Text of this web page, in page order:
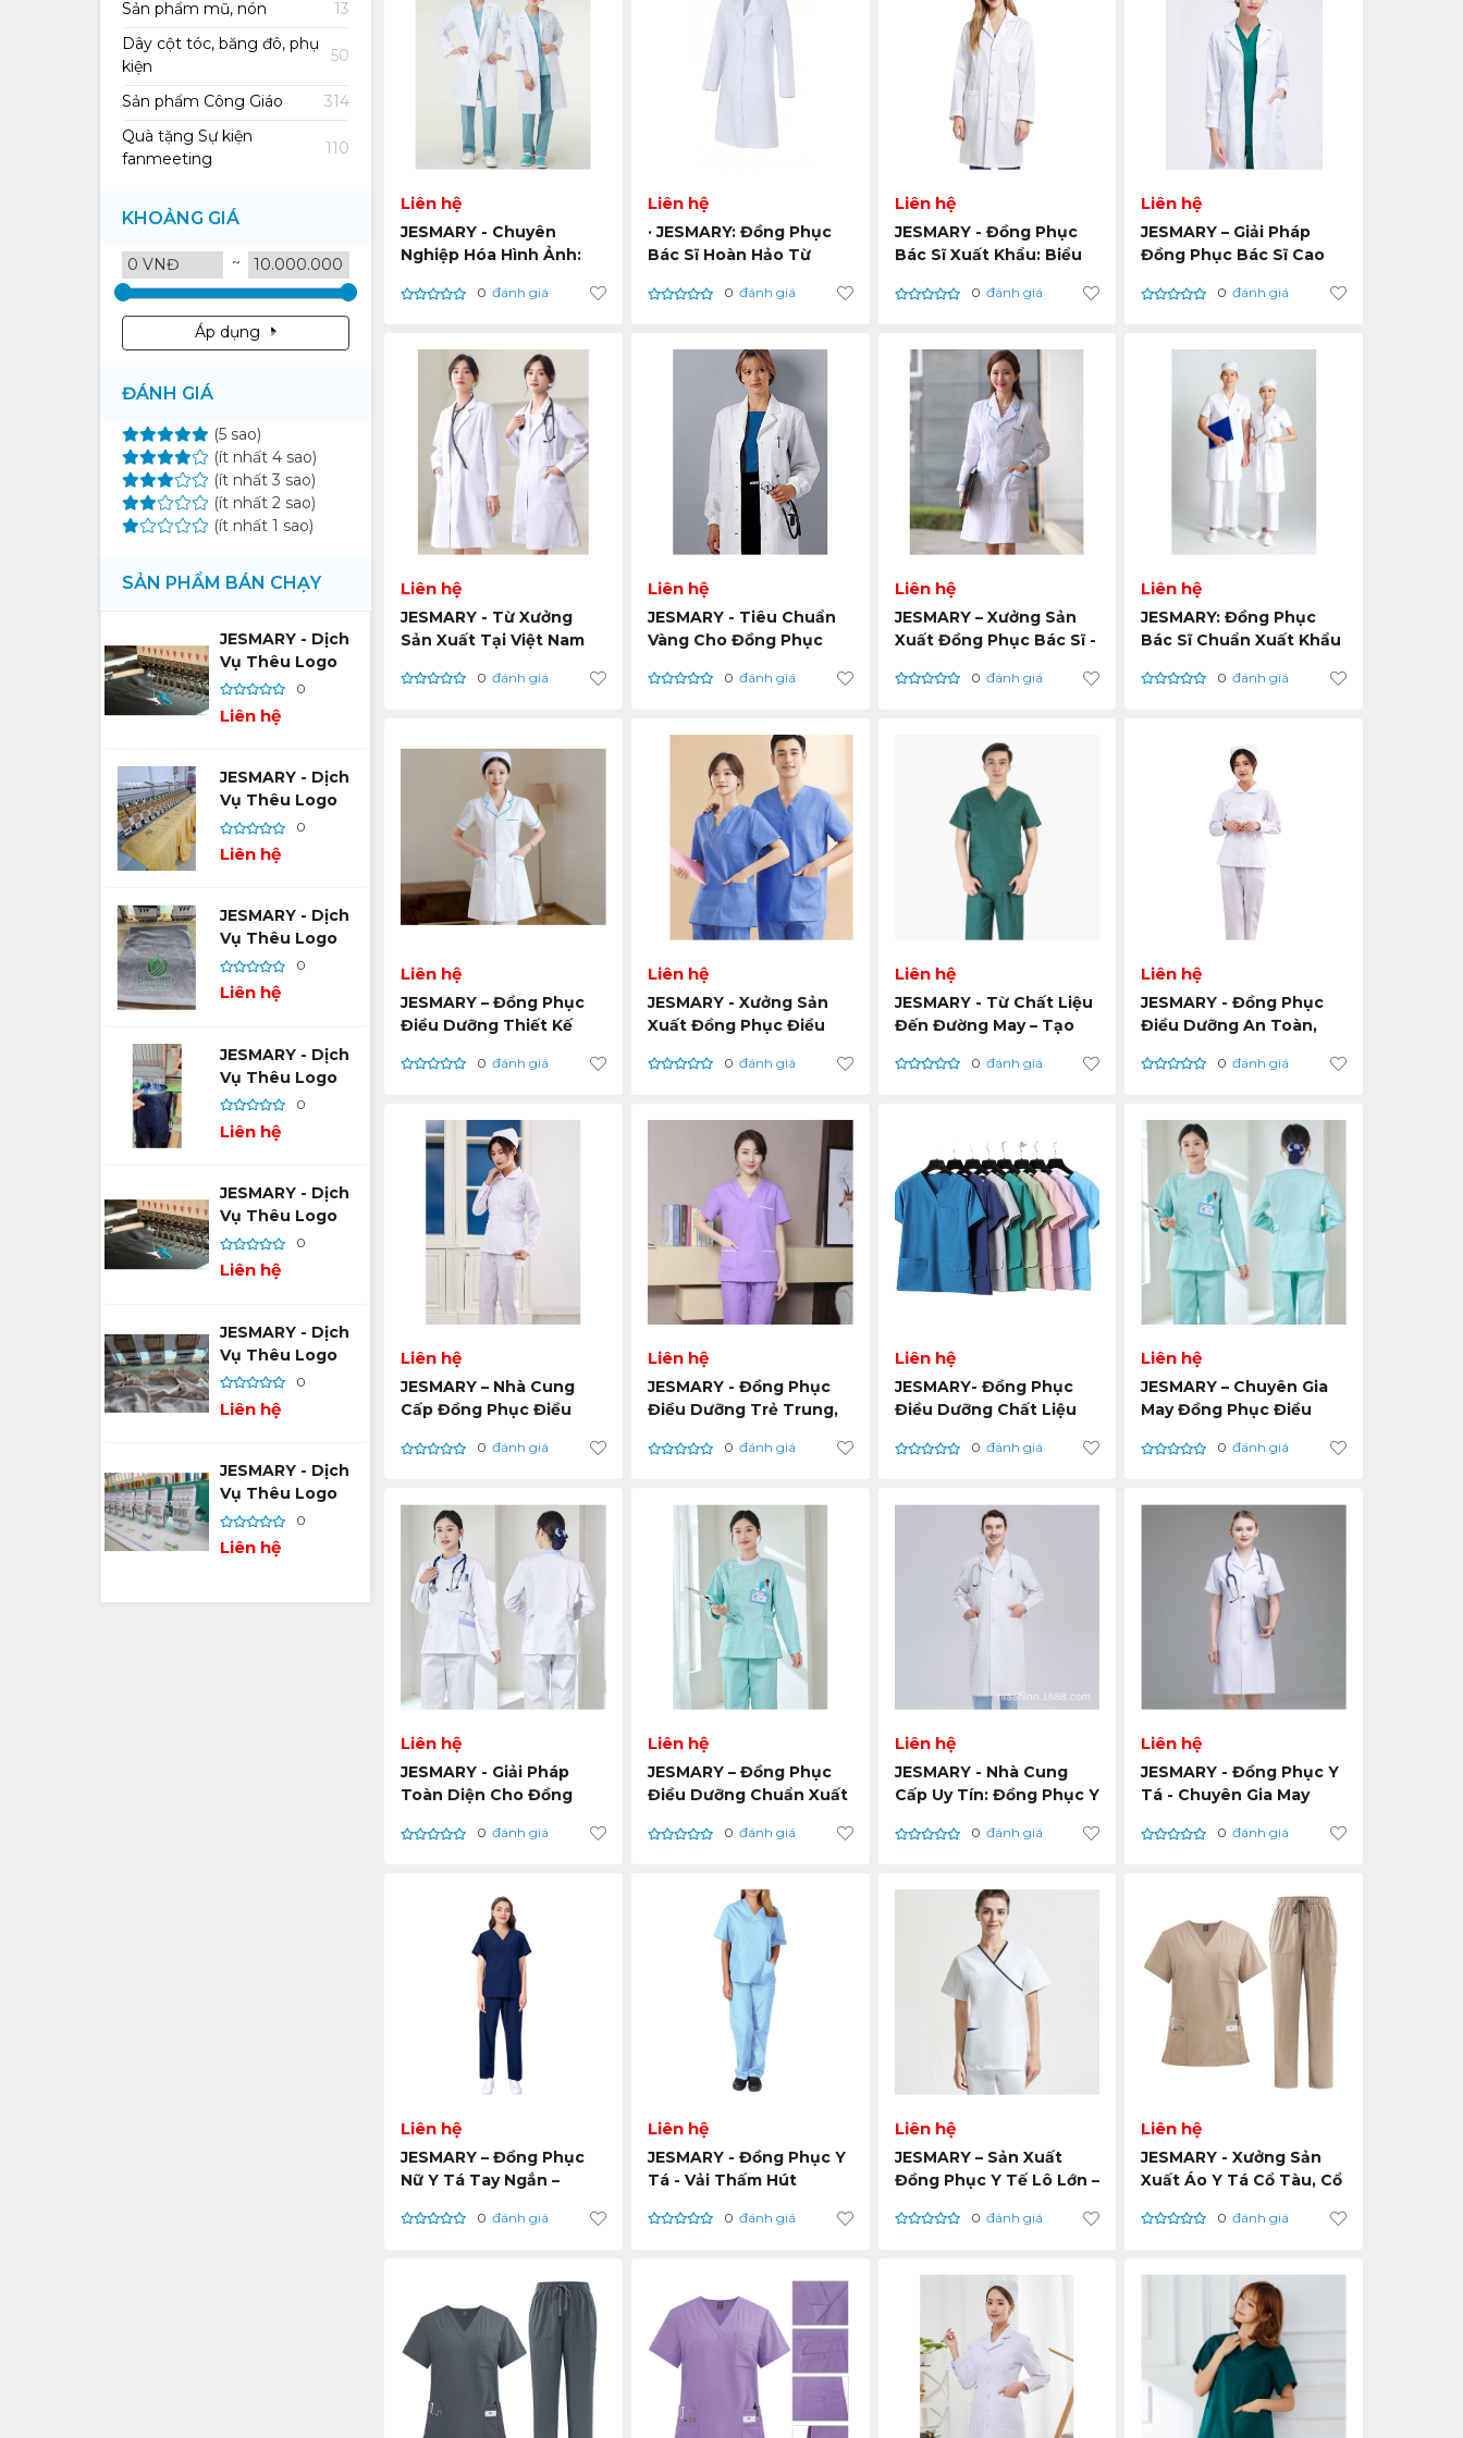
Sản phẩm mũ, nón
13
Dây cột tóc, băng đô, phụ
kiện
50
Sản phẩm Công Giáo
314
Quà tặng Sự kiện
fanmeeting
110
KHOẢNG GIÁ
~
Áp dụng
ĐÁNH GIÁ
(5 sao)
(ít nhất 4 sao)
(ít nhất 3 sao)
(ít nhất 2 sao)
(ít nhất 1 sao)
SẢN PHẨM BÁN CHẠY
JESMARY - Dịch
Vụ Thêu Logo
Theo Yêu Cầu –
Vũ Khí Xây Dựng
Thương Hiệu Bền
0
Liên hệ
JESMARY - Dịch
Vụ Thêu Logo
Theo Yêu Cầu –
Hướng Dẫn Chi
Tiết Từ A Đến Z
0
Liên hệ
JESMARY - Dịch
Vụ Thêu Logo
Theo Yêu Cầu –
Tối Ưu Thương
Hiệu, Tăng Nhận
0
Liên hệ
JESMARY - Dịch
Vụ Thêu Logo
Theo Yêu Cầu –
Giải Pháp Ghi
Dấu Thương Hiệu
0
Liên hệ
JESMARY - Dịch
Vụ Thêu Logo
Theo Yêu Cầu –
Tạo Dấu Ấn
Thương Hiệu Bền
0
Liên hệ
JESMARY - Dịch
Vụ Thêu Logo
Theo Yêu Cầu –
Tối Ưu Hóa Hình
Ảnh Thương Hiệu
Liệu
0
Liên hệ
JESMARY - Dịch
Vụ Thêu Logo
Theo Yêu Cầu –
Tối Ưu Hóa Hình
Ảnh Thương Hiệu
Liệu
0
Liên hệ
Liên hệ
JESMARY - Chuyên
Nghiệp Hóa Hình Ảnh:
Kế Riêng, Độc Quyền
Bạn
0 đánh giá
Liên hệ
· JESMARY: Đồng Phục
Bác Sĩ Hoàn Hảo Từ
Phẩm Cuối Cùng.
0 đánh giá
Liên hệ
JESMARY - Đồng Phục
Bác Sĩ Xuất Khẩu: Biểu
và Uy Tín Y Tế
0 đánh giá
Liên hệ
JESMARY – Giải Pháp
Đồng Phục Bác Sĩ Cao
Mái Vào Chi Tiết Tinh
0 đánh giá
Liên hệ
JESMARY - Từ Xưởng
Sản Xuất Tại Việt Nam
Cầu: Đồng Phục Bác Sĩ
0 đánh giá
Liên hệ
JESMARY - Tiêu Chuẩn
Vàng Cho Đồng Phục
Trọng, An Toàn Tuyệt
0 đánh giá
Liên hệ
JESMARY – Xưởng Sản
Xuất Đồng Phục Bác Sĩ -
Thiết Kế Tối Ưu Cho
0 đánh giá
Liên hệ
JESMARY: Đồng Phục
Bác Sĩ Chuẩn Xuất Khẩu
Môn Quốc Tế
0 đánh giá
Liên hệ
JESMARY – Đồng Phục
Điều Dưỡng Thiết Kế
Làm Việc Và Hình Ảnh
0 đánh giá
Liên hệ
JESMARY - Xưởng Sản
Xuất Đồng Phục Điều
Hảo Cho Sự Thoải Mái
0 đánh giá
Liên hệ
JESMARY - Từ Chất Liệu
Đến Đường May – Tạo
Đồng Phục Điều Dưỡng
0 đánh giá
Liên hệ
JESMARY - Đồng Phục
Điều Dưỡng An Toàn,
Đạt Chuẩn Xuất Khẩu
0 đánh giá
Liên hệ
JESMARY – Nhà Cung
Cấp Đồng Phục Điều
Quy Mô Lớn, Giao Hàng
0 đánh giá
Liên hệ
JESMARY - Đồng Phục
Điều Dưỡng Trẻ Trung,
Quốc Tế
0 đánh giá
Liên hệ
JESMARY- Đồng Phục
Điều Dưỡng Chất Liệu
Xuất Khẩu
0 đánh giá
Liên hệ
JESMARY – Chuyên Gia
May Đồng Phục Điều
Xuất Khẩu Châu Âu
0 đánh giá
Liên hệ
JESMARY - Giải Pháp
Toàn Diện Cho Đồng
Đại – Thiết Kế Riêng
0 đánh giá
Liên hệ
JESMARY – Đồng Phục
Điều Dưỡng Chuẩn Xuất
Đẹp Từng Đường Kim
0 đánh giá
Liên hệ
JESMARY - Nhà Cung
Cấp Uy Tín: Đồng Phục Y
Khẩu, Bền Bỉ Sau Nhiều
0 đánh giá
Liên hệ
JESMARY - Đồng Phục Y
Tá - Chuyên Gia May
Xanh
0 đánh giá
Liên hệ
JESMARY – Đồng Phục
Nữ Y Tá Tay Ngắn –
Xuất Khẩu Sang Mỹ,
0 đánh giá
Liên hệ
JESMARY - Đồng Phục Y
Tá - Vải Thấm Hút
và An Toàn Cao Nhất
0 đánh giá
Liên hệ
JESMARY – Sản Xuất
Đồng Phục Y Tế Lô Lớn –
Hàng Cho Đối Tác Quốc
0 đánh giá
Liên hệ
JESMARY - Xưởng Sản
Xuất Áo Y Tá Cổ Tàu, Cổ
Đáp Ứng Quy Định Y Tế
0 đánh giá